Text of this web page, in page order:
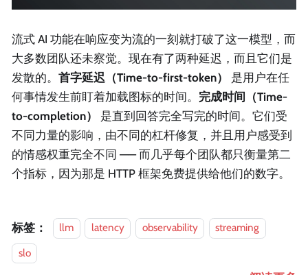
流式 AI 功能在响应变为流的一刻就打破了这一模型，而
大多数团队还未察觉。现在有了两种延迟，而且它们是
发散的。 首字延迟（Time-to-first-token）
是用户在任
何事情发生前盯着加载图标的时间。 完成时间（Time-
to-completion）
是直到回答完全写完的时间。它们受
不同力量的影响，由不同的杠杆修复，并且用户感受到
的情感权重完全不同 —— 而几乎每个团队都只衡量第二
个指标，因为那是 HTTP 框架免费提供给他们的数字。
标签： llm latency observability
streaming
slo